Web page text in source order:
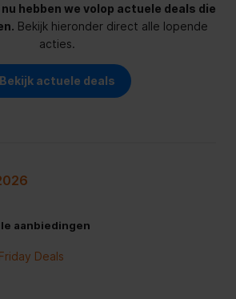
nu hebben we volop actuele deals die
Bekijk hieronder direct alle lopende
acties.
Bekijk actuele deals
aanbiedingen
Deals